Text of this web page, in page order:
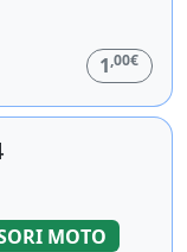
1,00€
MOTO